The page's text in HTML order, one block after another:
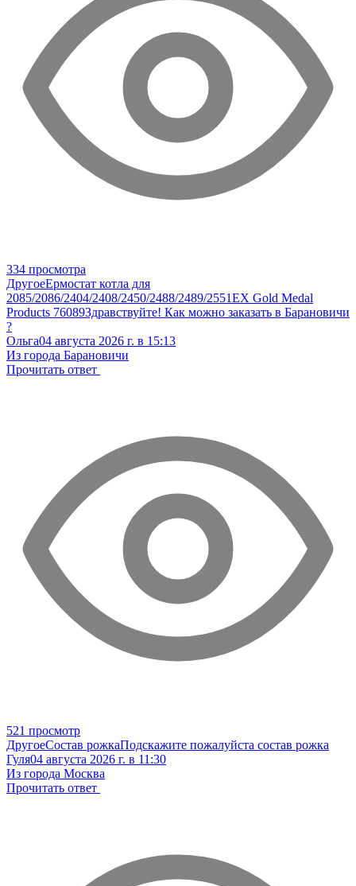
334 просмотра
ДругоеЕрмостат котла для
2085/2086/2404/2408/2450/2488/2489/2551EX Gold Medal
Products 76089Здравствуйте! Как можно заказать в Барановичи
?
Ольга04 августа 2026 г. в 15:13
Из города Барановичи
Прочитать ответ
521 просмотр
ДругоеСостав рожкаПодскажите пожалуйста состав рожка
Гуля04 августа 2026 г. в 11:30
Из города Москва
Прочитать ответ